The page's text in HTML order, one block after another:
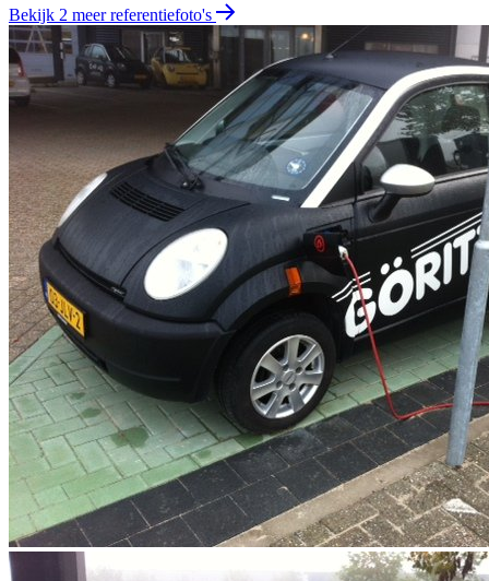
Bekijk 2 meer referentiefoto's